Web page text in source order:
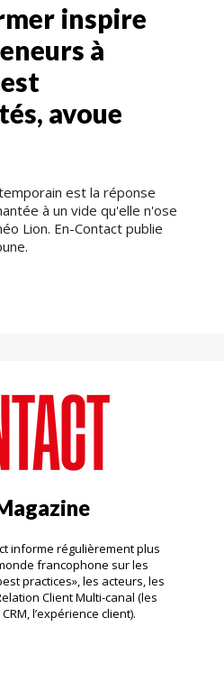
inspire
à
avoue
est la réponse
à un vide qu'elle n'ose
Lion. En-Contact publie
informe régulièrement plus
francophone sur les
practices», les acteurs, les
Client Multi-canal (les
l’expérience client).